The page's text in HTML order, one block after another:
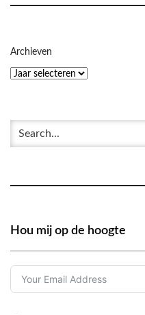
Archieven
Hou mij op de hoogte